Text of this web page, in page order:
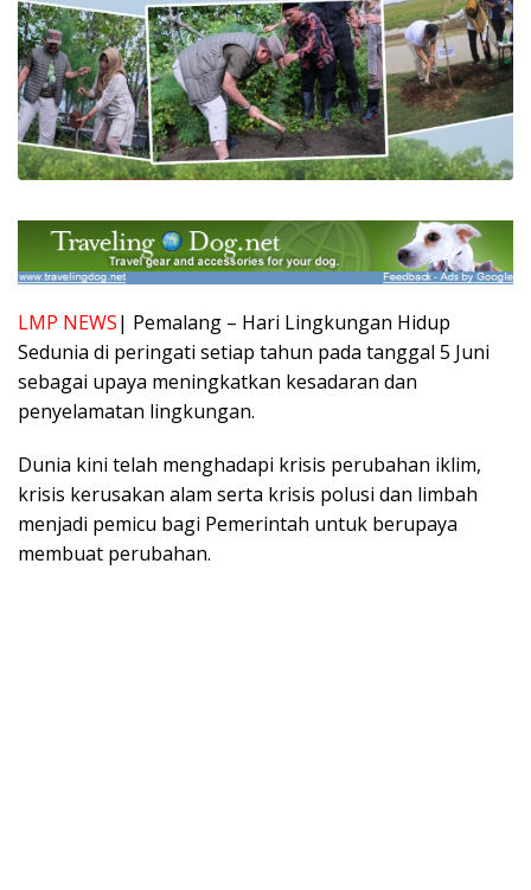
LMP NEWS| Pemalang – Hari Lingkungan Hidup
Sedunia di peringati setiap tahun pada tanggal 5 Juni
sebagai upaya meningkatkan kesadaran dan
penyelamatan lingkungan.
Dunia kini telah menghadapi krisis perubahan iklim,
krisis kerusakan alam serta krisis polusi dan limbah
menjadi pemicu bagi Pemerintah untuk berupaya
membuat perubahan.